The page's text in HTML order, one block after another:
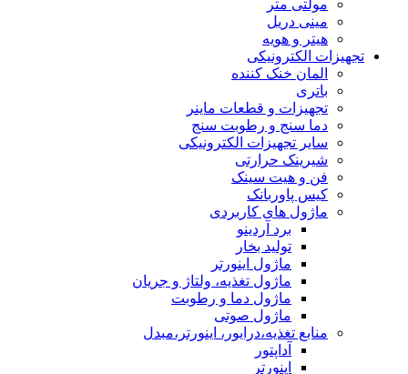
مولتی متر
مینی دریل
هیتر و هویه
تجهیزات الکترونیکی
المان خنک کننده
باتری
تجهیزات و قطعات ماینر
دما سنج و رطوبت سنج
سایر تجهیزات الکترونیکی
شیرینک حرارتی
فن و هیت سینک
کیس پاوربانک
ماژول های کاربردی
برد آردینو
تولید بخار
ماژول اینورتر
ماژول تغذیه، ولتاژ و جریان
ماژول دما و رطوبت
ماژول صوتی
منابع تغذیه،درایور، اینورتر،مبدل
آداپتور
اینورتر